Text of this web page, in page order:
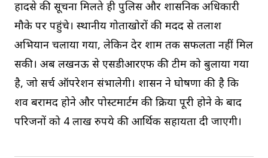
हादसे की सूचना मिलते ही पुलिस और प्रशासनिक अधिकारी
मौके पर पहुंचे। स्थानीय गोताखोरों की मदद से तलाश
अभियान चलाया गया, लेकिन देर शाम तक सफलता नहीं मिल
सकी। अब लखनऊ से एसडीआरएफ की टीम को बुलाया गया
है, जो सर्च ऑपरेशन संभालेगी। प्रशासन ने घोषणा की है कि
शव बरामद होने और पोस्टमार्टम की प्रक्रिया पूरी होने के बाद
परिजनों को 4 लाख रुपये की आर्थिक सहायता दी जाएगी।